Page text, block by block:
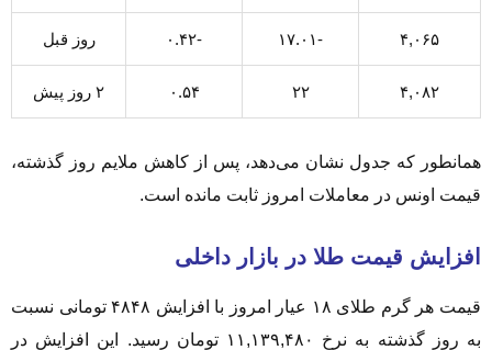
۴,۰۶۵ -۱۷.۰۱ -۰.۴۲ روز قبل
۴,۰۸۲ ۲۲ ۰.۵۴ ۲ روز پیش
همانطور که جدول نشان می‌دهد، پس از کاهش ملایم روز گذشته،
قیمت اونس در معاملات امروز ثابت مانده است.
افزایش قیمت طلا در بازار داخلی
قیمت هر گرم طلای ۱۸ عیار امروز با افزایش ۴۸۴۸ تومانی نسبت
به روز گذشته به نرخ ۱۱,۱۳۹,۴۸۰ تومان رسید. این افزایش در